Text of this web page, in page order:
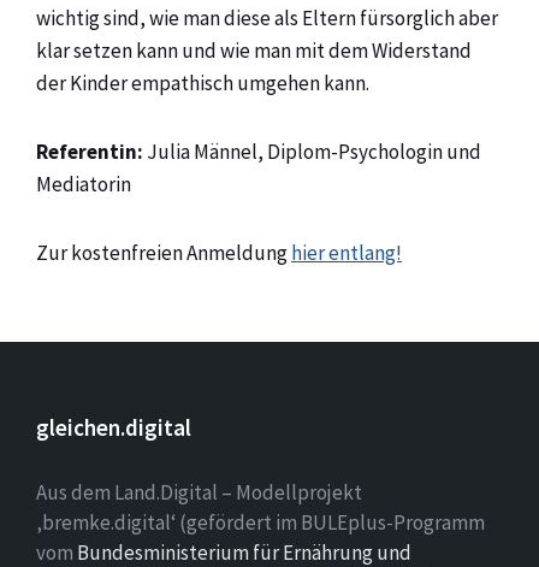
wichtig sind, wie man diese als Eltern fürsorglich aber
klar setzen kann und wie man mit dem Widerstand
der Kinder empathisch umgehen kann.
Referentin: Julia Männel, Diplom-Psychologin und
Mediatorin
Zur kostenfreien Anmeldunghier entlang!
gleichen.digital
Aus dem Land.Digital – Modellprojekt
‚bremke.digital‘ (gefördert im BULEplus-Programm
vom Bundesministerium für Ernährung und